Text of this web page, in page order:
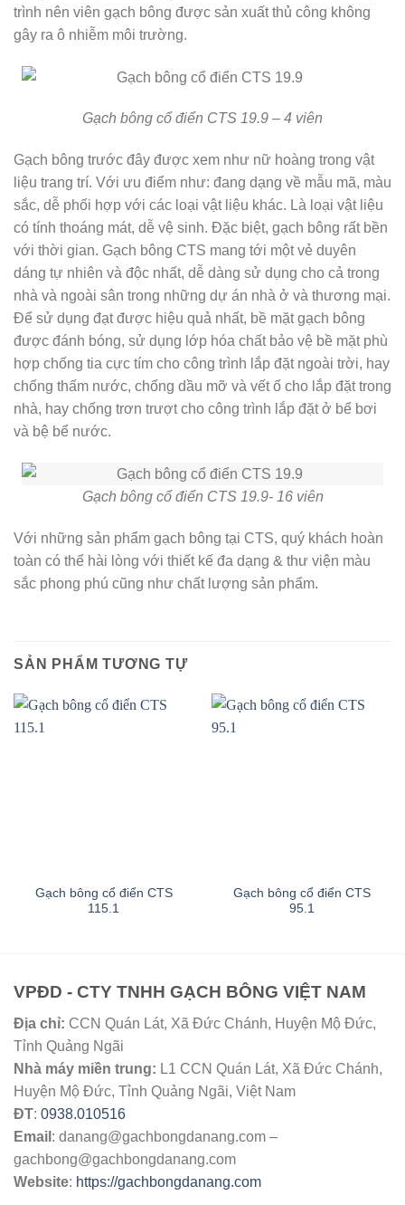
trình nên viên gạch bông được sản xuất thủ công không
gây ra ô nhiễm môi trường.
Gạch bông cổ điển CTS 19.9 – 4 viên
Gạch bông trước đây được xem như nữ hoàng trong vật
liệu trang trí. Với ưu điểm như: đang dạng về mẫu mã, màu
sắc, dễ phối hợp với các loại vật liệu khác. Là loại vật liệu
có tính thoáng mát, dễ vệ sinh. Đặc biệt, gạch bông rất bền
với thời gian. Gạch bông CTS mang tới một vẻ duyên
dáng tự nhiên và độc nhất, dễ dàng sử dụng cho cả trong
nhà và ngoài sân trong những dự án nhà ở và thương mại.
Để sử dụng đạt được hiệu quả nhất, bề mặt gạch bông
được đánh bóng, sử dụng lớp hóa chất bảo vệ bề mặt phù
hợp chống tia cực tím cho công trình lắp đặt ngoài trời, hay
chống thấm nước, chống dầu mỡ và vết ố cho lắp đặt trong
nhà, hay chống trơn trượt cho công trình lắp đặt ở bể bơi
và bệ bể nước.
Gạch bông cổ điển CTS 19.9- 16 viên
Với những sản phẩm gạch bông tại CTS, quý khách hoàn
toàn có thể hài lòng với thiết kế đa dạng & thư viện màu
sắc phong phú cũng như chất lượng sản phẩm.
SẢN PHẨM TƯƠNG TỰ
Gạch bông cổ điển CTS
115.1
Gạch bông cổ điển CTS
95.1
VPĐD - CTY TNHH GẠCH BÔNG VIỆT NAM
Địa chỉ: CCN Quán Lát, Xã Đức Chánh, Huyện Mộ Đức,
Tỉnh Quảng Ngãi
Nhà máy miền trung: L1 CCN Quán Lát, Xã Đức Chánh,
Huyện Mộ Đức, Tỉnh Quảng Ngãi, Việt Nam
ĐT: 0938.010516
Email : danang@gachbongdanang.com –
gachbong@gachbongdanang.com
Website: https://gachbongdanang.com